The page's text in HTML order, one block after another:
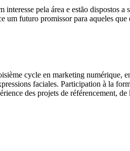
pela área e estão dispostos
futuro promissor para aqueles que
cycle en marketing numérique,
faciales. Participation à la
des projets de référencement,